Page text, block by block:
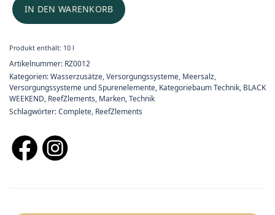
IN DEN WARENKORB
Produkt enthält: 10 l
Artikelnummer: RZ0012
Kategorien:Wasserzusätze,Versorgungssysteme, Meersalz,
Versorgungssysteme und Spurenelemente, Kategoriebaum Technik, BLACK
WEEKEND, ReefZlements, Marken,Technik
Schlagwörter:Complete, ReefZlements